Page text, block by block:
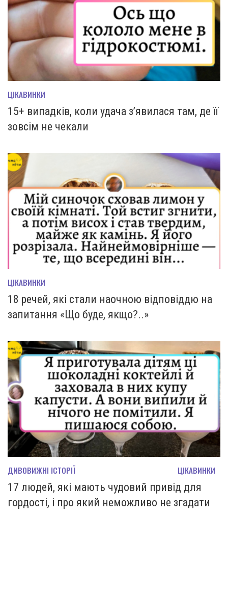
ЦІКАВИНКИ
15+ випадків, коли удача з’явилася там, де її
зовсім не чекали
ЦІКАВИНКИ
18 речей, які стали наочною відповіддю на
запитання «Що буде, якщо?..»
ДИВОВИЖНІ ІСТОРІЇ ЦІКАВИНКИ
17 людей, які мають чудовий привід для
гордості, і про який неможливо не згадати